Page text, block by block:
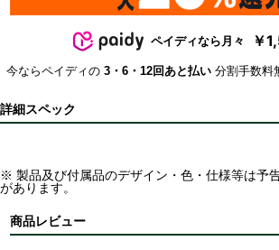
ペイディなら月々 ￥
今ならペイディの 3・6・12回あと払い 分割手数料
詳細スペック
※ 製品及び付属品のデザイン・色・仕様等は予
があります。
商品レビュー